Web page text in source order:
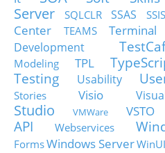
Server
SQLCLR SSAS SSIS
Center
TEAMS Terminal
Development
Modeling
TPL
Testing
Usability
Stories
Visio
Studio
VMWare VSTO
API
Webservices
FormsWindows ServerWinUI